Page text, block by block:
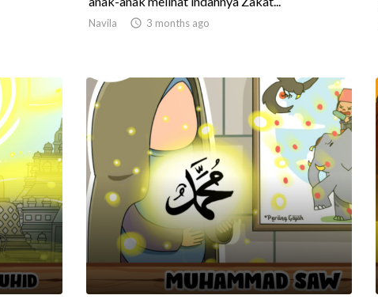
Navila  3 months ago